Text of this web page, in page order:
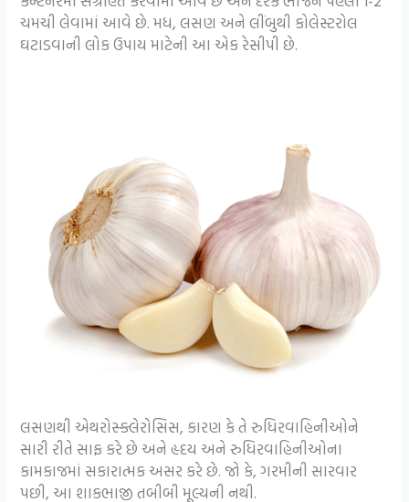
ચમચી લેવામાં આવે છે. મધ, લસણ અને લીંબુથી કોલેસ્ટરોલ
ઘટાડવાની લોક ઉપાય માટેની આ એક રેસીપી છે.
લસણથી એથરોસ્ક્લેરોસિસ, કારણ કે તે રુધિરવાહિનીઓને
સારી રીતે સાફ કરે છે અને હૃદય અને રુધિરવાહિનીઓના
કામકાજમાં સકારાત્મક અસર કરે છે. જો કે, ગરમીની સારવાર
પછી, આ શાકભાજી તબીબી મૂલ્યની નથી.